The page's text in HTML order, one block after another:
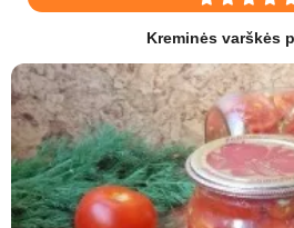
Kreminės varškės